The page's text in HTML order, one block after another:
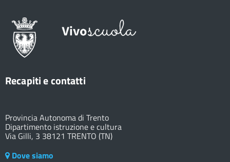
Recapiti e contatti
Provincia Autonoma di Trento
Dipartimento istruzione e cultura
Via Gilli, 3 38121 TRENTO (TN)
Dove siamo